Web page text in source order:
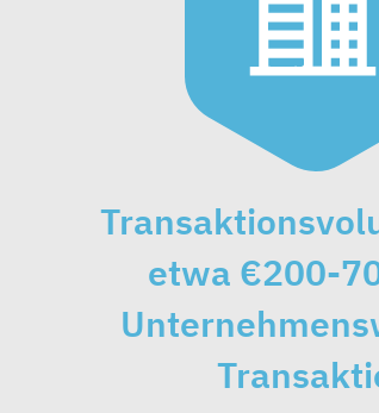
etwa €200-